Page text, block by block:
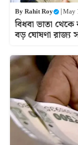
ByRahit Roy |May
বিধবা ভাতা
বড় ঘোষণা রাজ্য